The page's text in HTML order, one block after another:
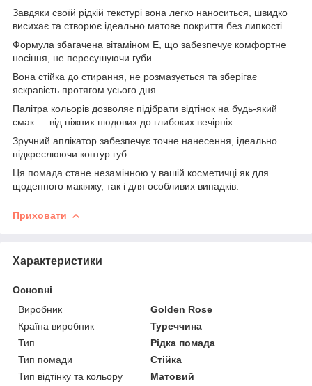
Завдяки своїй рідкій текстурі вона легко наноситься, швидко
висихає та створює ідеально матове покриття без липкості.
Формула збагачена вітаміном Е, що забезпечує комфортне
носіння, не пересушуючи губи.
Вона стійка до стирання, не розмазується та зберігає
яскравість протягом усього дня.
Палітра кольорів дозволяє підібрати відтінок на будь-який
смак — від ніжних нюдових до глибоких вечірніх.
Зручний аплікатор забезпечує точне нанесення, ідеально
підкреслюючи контур губ.
Ця помада стане незамінною у вашій косметичці як для
щоденного макіяжу, так і для особливих випадків.
Приховати
Характеристики
Основні
Виробник
Golden Rose
Країна виробник
Туреччина
Тип
Рідка помада
Тип помади
Стійка
Тип відтінку та кольору
Матовий